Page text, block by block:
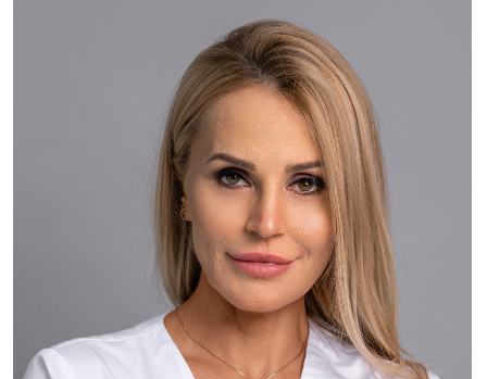
Косметолог эстетист
Аппаратная косметология , чистки, пилинги.
Опыт работы косметологом более 5 лет, в
медицинской сфере - более 20 лет
Жукова Светлана